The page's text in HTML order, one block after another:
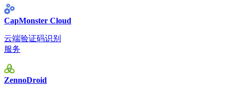
CapMonster Cloud
云端验证码识别
服务
ZennoDroid